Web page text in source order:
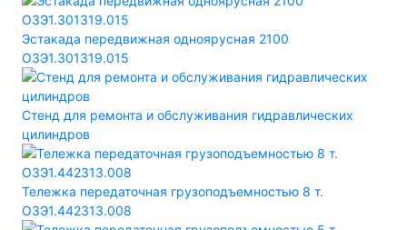
Эстакада передвижная одноярусная 2100
ОЗЭ1.301319.015
Стенд для ремонта и обслуживания гидравлических
цилиндров
Тележка передаточная грузоподъемностью 8 т.
ОЗЭ1.442313.008